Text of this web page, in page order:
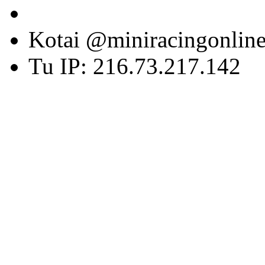
Kotai
Tu IP: 216.73.217.142